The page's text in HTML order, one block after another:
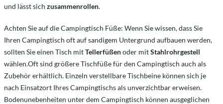
und lässt sich zusammenrollen.
Achten Sie auf die Campingtisch Füße: Wenn Sie wissen, dass Sie
Ihren Campingtisch oft auf sandigem Untergrund aufbauen werden,
sollten Sie einen Tisch mitTellerfüßenoder mitStahlrohrgestell
wählen.Oft sind größere Tischfüße für den Campingtisch auch als
Zubehör erhältlich. Einzeln verstellbare Tischbeine können sich je
nach Einsatzort Ihres Campingtischs als unverzichtbar erweisen.
Bodenunebenheiten unter dem Campingtisch können ausgeglichen